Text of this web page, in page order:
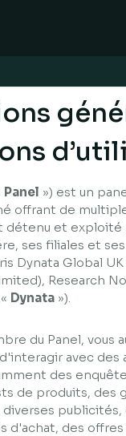
Panel ») est un
offrant de
détenu et exploité
ses filiales et
Dynata Global
Research
Dynata »).
du Panel, vous
avec des
des
de produits, des
diverses
d'achat, des offres